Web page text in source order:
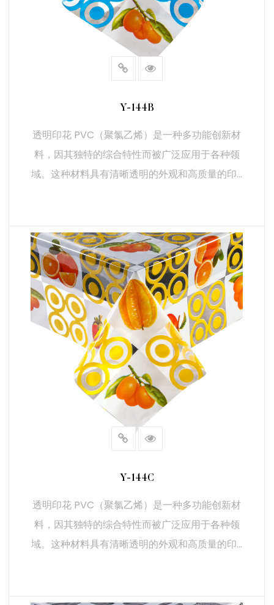
Y-144B
透明印花 PVC（聚氯乙烯）是一种多功能创新材
料，因其独特的综合特性而被广泛应用于各种领
域。这种材料具有清晰透明的外观和高质量的印...
阅读更多
Y-144C
透明印花 PVC（聚氯乙烯）是一种多功能创新材
料，因其独特的综合特性而被广泛应用于各种领
域。这种材料具有清晰透明的外观和高质量的印...